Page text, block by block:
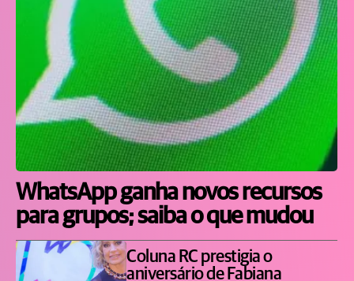
WhatsApp ganha novos recursos
para grupos; saiba o que mudou
Coluna RC prestigia o
aniversário de Fabiana